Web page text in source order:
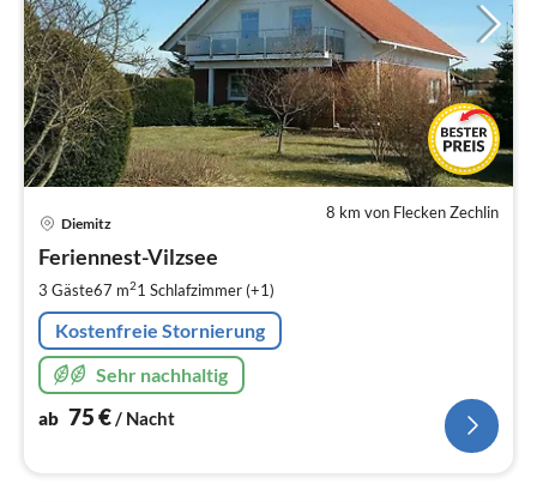
8 km von Flecken Zechlin
Diemitz
Feriennest-Vilzsee
3 Gäste67 m21 Schlafzimmer (+1)
Kostenfreie Stornierung
Sehr nachhaltig
ab 75€/ Nacht